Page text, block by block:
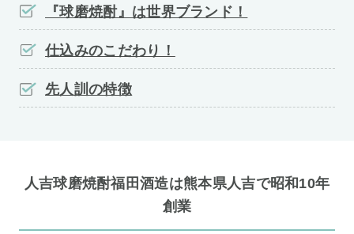
『球磨焼酎』は世界ブランド！
仕込みのこだわり！
先人訓の特徴
人吉球磨焼酎福田酒造は熊本県人吉で昭和10年
創業